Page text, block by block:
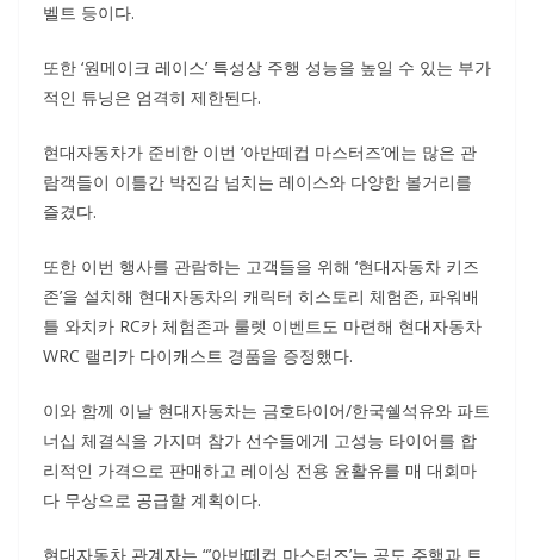
벨트 등이다.
또한 ‘원메이크 레이스’ 특성상 주행 성능을 높일 수 있는 부가
적인 튜닝은 엄격히 제한된다.
현대자동차가 준비한 이번 ‘아반떼컵 마스터즈’에는 많은 관
람객들이 이틀간 박진감 넘치는 레이스와 다양한 볼거리를
즐겼다.
또한 이번 행사를 관람하는 고객들을 위해 ‘현대자동차 키즈
존’을 설치해 현대자동차의 캐릭터 히스토리 체험존, 파워배
틀 와치카 RC카 체험존과 룰렛 이벤트도 마련해 현대자동차
WRC 랠리카 다이캐스트 경품을 증정했다.
이와 함께 이날 현대자동차는 금호타이어/한국쉘석유와 파트
너십 체결식을 가지며 참가 선수들에게 고성능 타이어를 합
리적인 가격으로 판매하고 레이싱 전용 윤활유를 매 대회마
다 무상으로 공급할 계획이다.
현대자동차 관계자는 “’아반떼컵 마스터즈’는 공도 주행과 트